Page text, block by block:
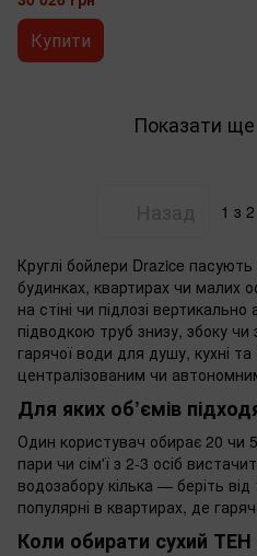
Купити
Показати ще
1 з 2
Круглі бойлери Drazice
будинках, квартирах чи малих
на стіні чи підлозі
підводкою труб знизу, збоку
гарячої води для душу, кухні
централізованим чи
Для яких об’ємів
Один користувач обирає 20 чи
пари чи сім'ї з 2-3 осіб
водозабору кілька — беріть
популярні в квартирах, де
Коли обирати сухий ТЕН